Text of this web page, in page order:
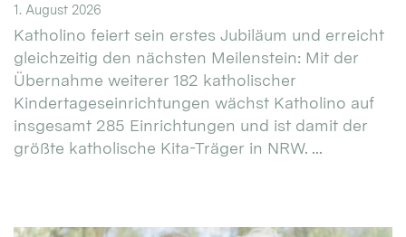
1. August 2026
Katholino feiert sein erstes Jubiläum und erreicht
gleichzeitig den nächsten Meilenstein: Mit der
Übernahme weiterer 182 katholischer
Kindertageseinrichtungen wächst Katholino auf
insgesamt 285 Einrichtungen und ist damit der
größte katholische Kita-Träger in NRW. ...